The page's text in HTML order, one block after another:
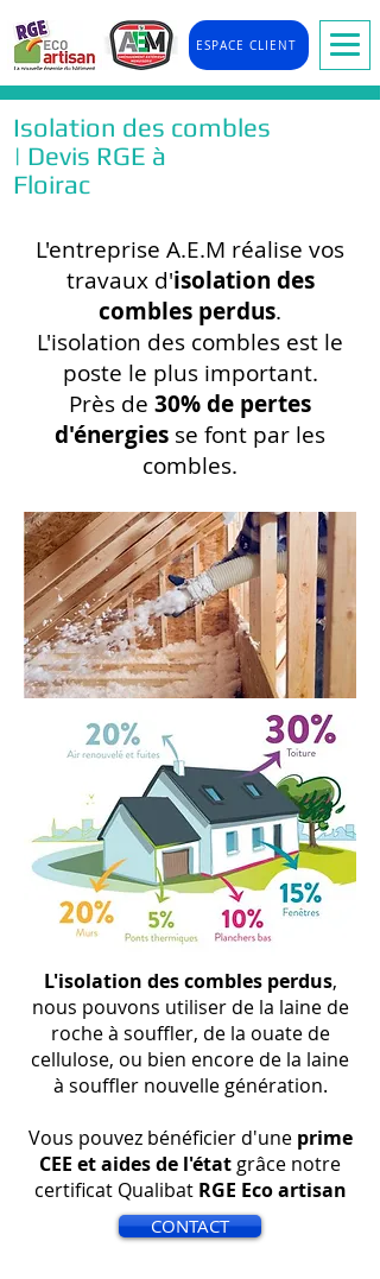
ESPACE CLIENT
Isolation des combles
| Devis RGE à
Floirac
L'entreprise A.E.M réalise vos
travaux d'isolation des
combles perdus.
L'isolation des combles est le
poste le plus important.
Près de 30% de pertes
d'énergies se font par les
combles.
L'isolation des combles perdus,
nous pouvons utiliser de la laine de
roche à souffler, de la ouate de
cellulose, ou bien encore de la laine
à souffler nouvelle génération.
Vous pouvez bénéficier d'uneprime
CEE et aides de l'état grâce notre
certificat Qualibat RGE Eco artisan
CONTACT